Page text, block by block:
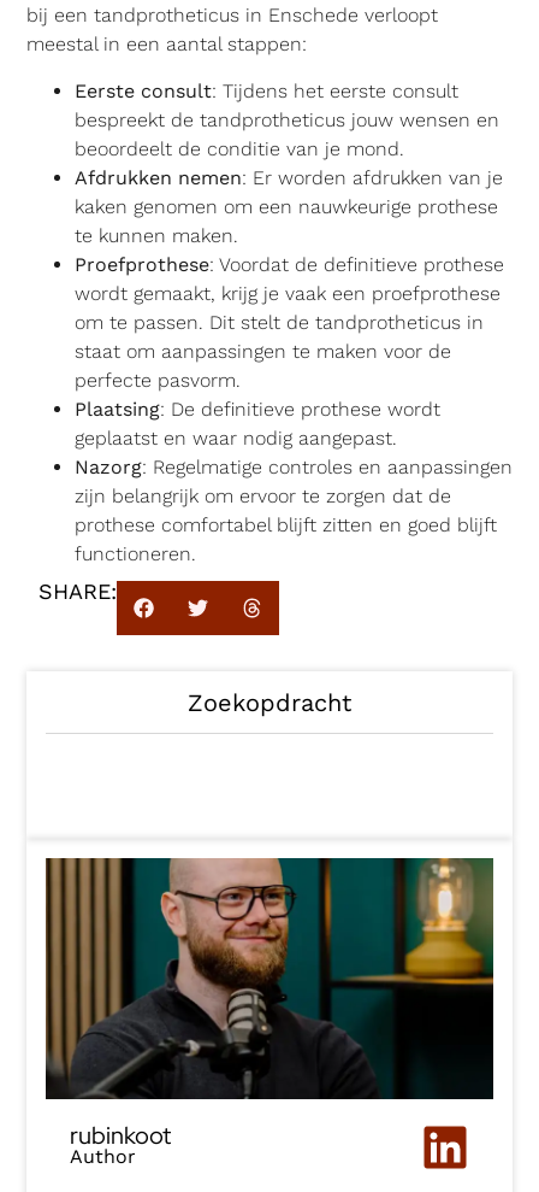
bij een tandprotheticus in Enschede verloopt
meestal in een aantal stappen:
Eerste consult: Tijdens het eerste consult
bespreekt de tandprotheticus jouw wensen en
beoordeelt de conditie van je mond.
Afdrukken nemen: Er worden afdrukken van je
kaken genomen om een nauwkeurige prothese
te kunnen maken.
Proefprothese: Voordat de definitieve prothese
wordt gemaakt, krijg je vaak een proefprothese
om te passen. Dit stelt de tandprotheticus in
staat om aanpassingen te maken voor de
perfecte pasvorm.
Plaatsing: De definitieve prothese wordt
geplaatst en waar nodig aangepast.
Nazorg: Regelmatige controles en aanpassingen
zijn belangrijk om ervoor te zorgen dat de
prothese comfortabel blijft zitten en goed blijft
functioneren.
SHARE:
Zoekopdracht
rubinkoot
Author